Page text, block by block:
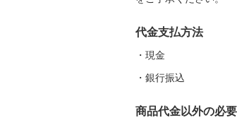
代金支払方法
・現金
・銀行振込
商品代金以外の必